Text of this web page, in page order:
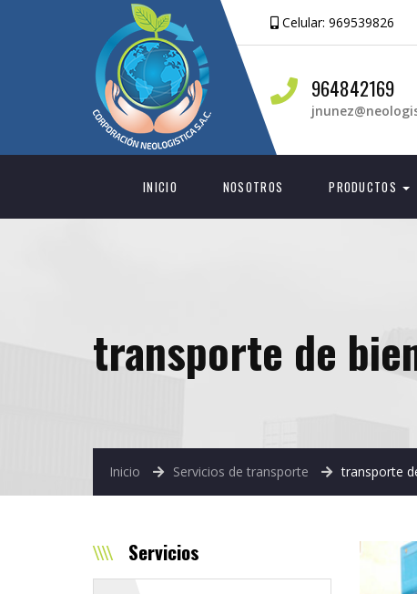
Celular: 969539826
964842169
INICIO NOSOTROS PRODUCTOS
transporte de
Inicio Servicios de transporte transporte
Servicios